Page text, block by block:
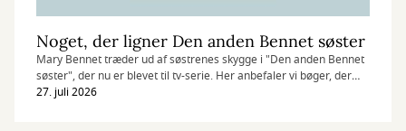
Noget, der ligner Den anden Bennet søster
Mary Bennet træder ud af søstrenes skygge i "Den anden Bennet
søster", der nu er blevet til tv-serie. Her anbefaler vi bøger, der
digter videre på Jane Austens klassikere.
27. juli 2026